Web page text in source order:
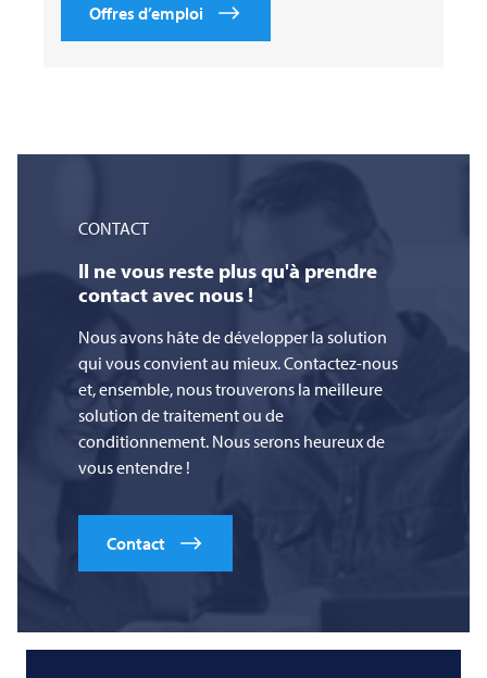
Offres d’emploi
CONTACT
Il ne vous reste plus qu'à prendre
contact avec nous !
Nous avons hâte de développer la solution
qui vous convient au mieux. Contactez-nous
et, ensemble, nous trouverons la meilleure
solution de traitement ou de
conditionnement. Nous serons heureux de
vous entendre !
Contact